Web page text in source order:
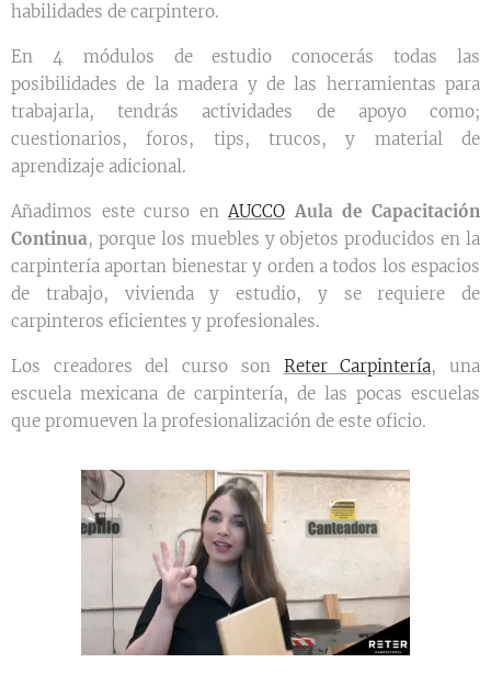
habilidades de carpintero.
En 4 módulos de estudio conocerás todas las
posibilidades de la madera y de las herramientas para
trabajarla, tendrás actividades de apoyo como;
cuestionarios, foros, tips, trucos, y material de
aprendizaje adicional.
Añadimos este curso enAUCCO Aula de Capacitación
Continua, porque los muebles y objetos producidos en la
carpintería aportan bienestar y orden a todos los espacios
de trabajo, vivienda y estudio, y se requiere de
carpinteros eficientes y profesionales.
Los creadores del curso son Reter Carpintería, una
escuela mexicana de carpintería, de las pocas escuelas
que promueven la profesionalización de este oficio.